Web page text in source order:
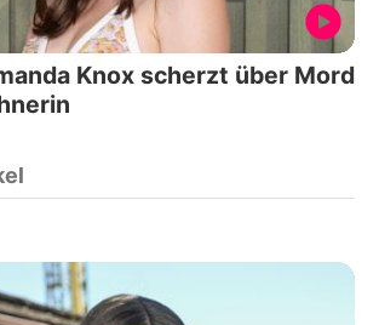
Knox scherzt über Mord